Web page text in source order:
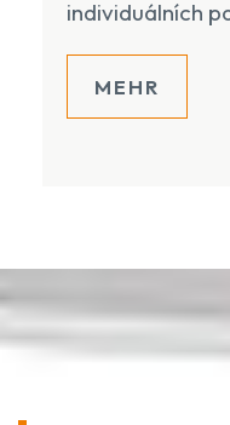
individuálních
MEHR